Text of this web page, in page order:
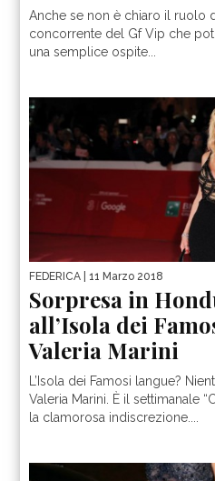
Anche se non è chiaro il ruolo
concorrente del Gf Vip che
una semplice ospite...
FEDERICA | 11 Marzo 2018
Sorpresa in
all’Isola dei
Valeria Marini
L’Isola dei Famosi langue?
Valeria Marini. È il settimanale
la clamorosa indiscrezione....